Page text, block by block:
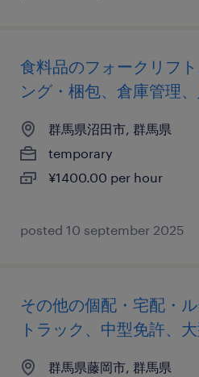
食料品のフォークリフ
ング・梱包、倉庫管理
群馬県沼田市, 群馬県
temporary
¥1400.00 per hour
posted 10 september 2025
その他の個配・宅配・
トラック、中型免許、
群馬県藤岡市, 群馬県